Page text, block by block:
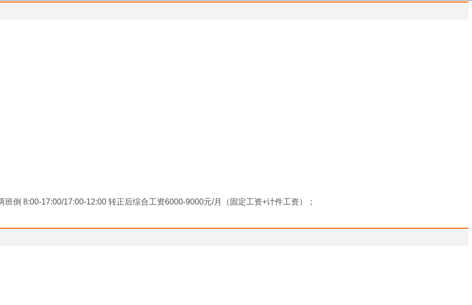
倒 8:00-17:00/17:00-12:00 转正后综合工资6000-9000元/月（固定工资+计件工资）；